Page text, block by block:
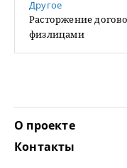
Другое
Расторжение
физлицами
О проекте
Контакты